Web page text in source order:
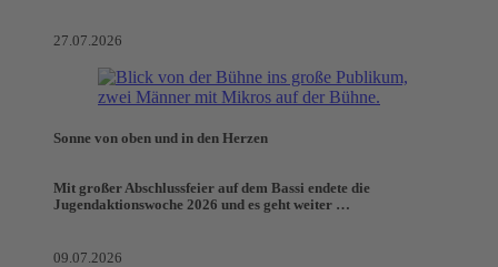
27.07.2026
Sonne von oben und in den Herzen
Mit großer Abschlussfeier auf dem Bassi endete die
Jugendaktionswoche 2026 und es geht weiter …
09.07.2026